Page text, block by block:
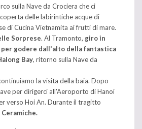
sulla Nave da Crociera che ci
delle labirintiche acque di
di Cucina Vietnamita ai frutti di mare.
Sorprese. Al Tramonto, giro in
godere dall'alto della fantastica
Bay, ritorno sulla Nave da
la visita della baia. Dopo
per dirigerci all'Aeroporto di Hanoi
verso Hoi An. Durante il tragitto